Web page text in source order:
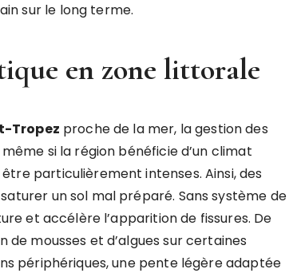
sur le long terme.
en zone littorale
Tropez proche de la mer, la gestion des
si la région bénéficie d’un climat
particulièrement intenses. Ainsi, des
un sol mal préparé. Sans système de
et accélère l’apparition de fissures. De
mousses et d’algues sur certaines
périphériques, une pente légère adaptée